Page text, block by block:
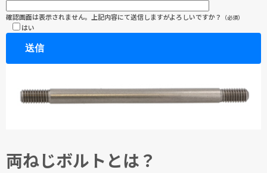
確認画面は表示されません。上記内容にて送信しますがよろしいですか？ （必須）
はい
両ねじボルトとは？